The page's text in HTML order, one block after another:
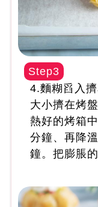
Step3
4.麵糊舀入
大小擠在烤
熱好的烤箱
分鐘、再降
鐘。把膨脹